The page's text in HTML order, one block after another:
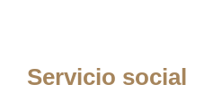
Servicio social